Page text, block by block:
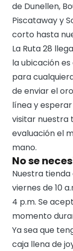
de Dunellen,
Piscataway y
corto hasta
La Ruta 28
la ubicación
para
de enviar el
línea y
visitar nuestra
evaluación el
mano.
No se
Nuestra tienda
viernes de 10
4 p.m. Se
momento
Ya sea que
caja llena de